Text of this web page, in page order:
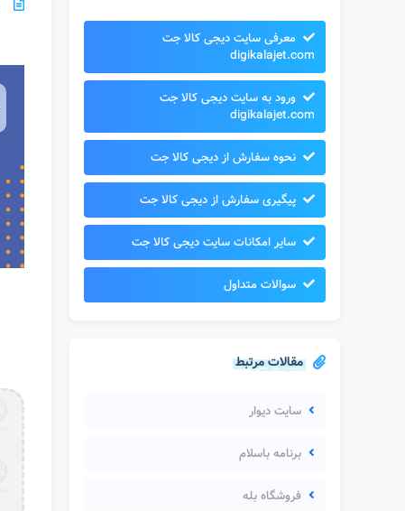
معرفی سایت دیجی کالا جت
digikalajet.com
ورود به سایت دیجی کالا جت
digikalajet.com
نحوه سفارش از دیجی کالا جت
پیگیری سفارش از دیجی کالا جت
سایر امکانات سایت دیجی کالا جت
سوالات متداول
مقالات مرتبط
سایت دیوار
برنامه باسلام
فروشگاه بله